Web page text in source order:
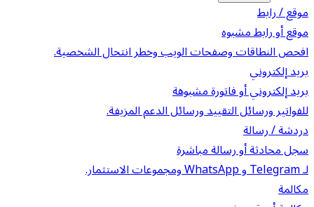
موقع / رابط
موقع أو رابط مشبوه
افحص النطاقات وصفحات الويب وخطر انتحال الشخصية.
بريد إلكتروني
بريد إلكتروني أو فاتورة مشبوهة
للفواتير ورسائل التقييد ورسائل الدعم المزيفة.
دردشة / رسالة
سجل محادثة أو رسالة مباشرة
لـ Telegram و WhatsApp ومجموعات الاستثمار.
مكالمة